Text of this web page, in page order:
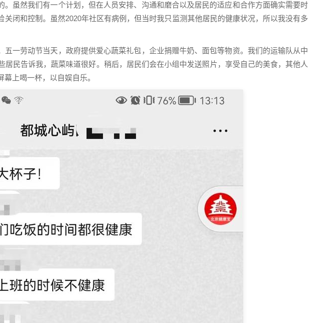
。虽然我们有一个计划，但在人员安排、沟通和磨合以及居民的适应和合作方面确实需要时
关闭和控制。虽然2020年社区有病例，但当时我只监测其他居民的健康状况，所以我没有多
五一劳动节当天，政府提供爱心蔬菜礼包，企业捐赠牛奶、面包等物资。我们的运输队从中
居民告诉我，蔬菜味道很好。稍后，居民们会在小组中发送照片，享受自己的美食，其他人
上喝一杯，以自娱自乐。